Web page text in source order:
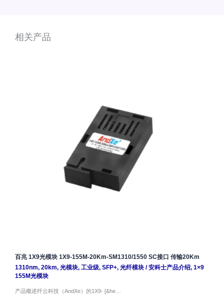
相关产品
百兆 1X9光模块 1X9-155M-20Km-SM1310/1550 SC接口 传输20Km
1310nm, 20km, 光模块, 工业级, SFP+, 光纤模块/安科士产品介绍, 1×9
155M光模块
产品概述纤云科技（AndXe）的1X9- [&he…